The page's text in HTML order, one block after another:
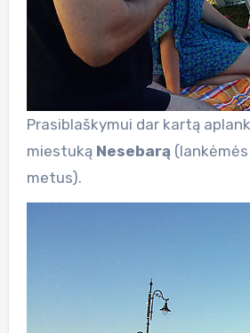
Prasiblaškymui dar kartą
miestuką Nesebarą
metus).